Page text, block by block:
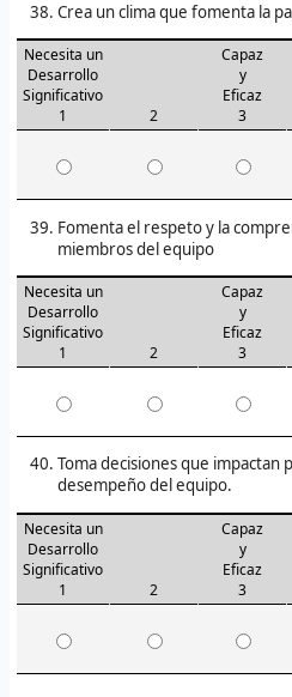
Crea un clima que fomenta la
Necesita un
Desarrollo
Significativo
1
2
Capaz
y
Eficaz
3
Fomenta el respeto y la
miembros del equipo
Necesita un
Desarrollo
Significativo
1
2
Capaz
y
Eficaz
3
Toma decisiones que impactan
desempeño del equipo.
Necesita un
Desarrollo
Significativo
1
2
Capaz
y
Eficaz
3